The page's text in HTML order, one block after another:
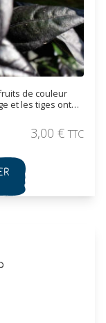
de couleur
et les tiges ont
Cette variété
3,00 € TTC